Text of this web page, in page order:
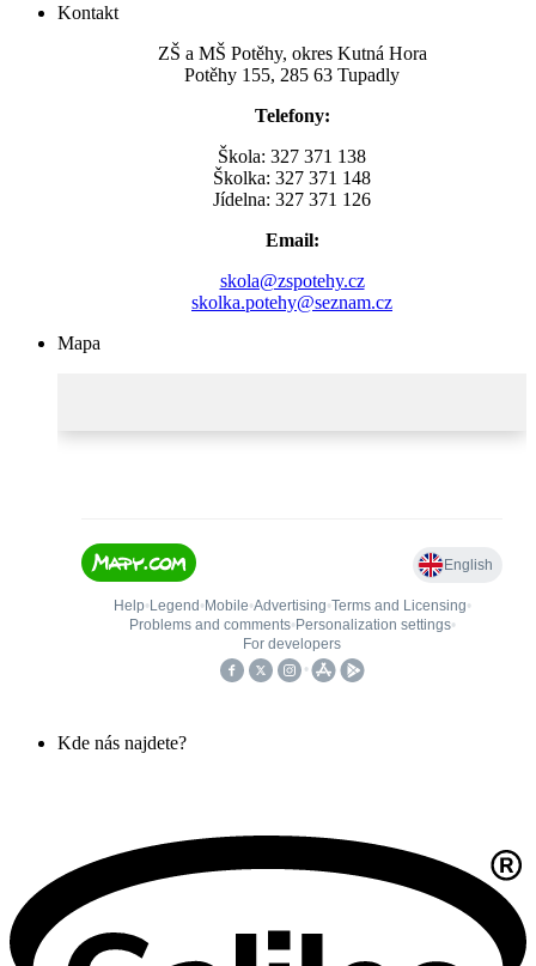
Kontakt
ZŠ a MŠ Potěhy, okres Kutná Hora
Potěhy 155, 285 63 Tupadly
Telefony:
Škola: 327 371 138
Školka: 327 371 148
Jídelna: 327 371 126
Email:
skola@zspotehy.cz
skolka.potehy@seznam.cz
Mapa
Kde nás najdete?